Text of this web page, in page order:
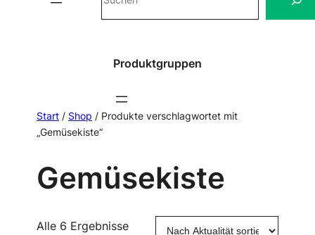
Produktgruppen
Start / Shop / Produkte verschlagwortet mit
„Gemüsekiste“
Gemüsekiste
Alle 6 Ergebnisse